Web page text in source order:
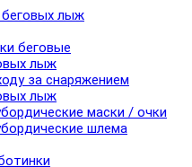
беговых лыж
беговые
лыж
за снаряжением
лыж
маски / очки
шлема